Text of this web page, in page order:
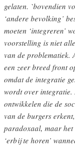
gelaten. `bovendien
‘andere bevolking’
moeten ‘integreren’
voorstelling is niet
van de problematiek.
een zeer breed front
omdat de integratie
wordt over integratie.
ontwikkelen die de
van de burgers
paradoxaal, maar het
‘erbij te horen’